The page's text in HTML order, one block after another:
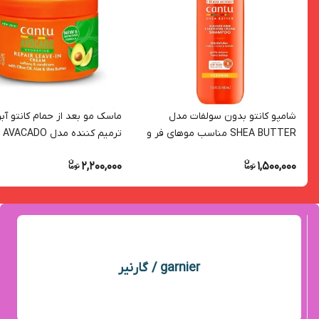
شامپو کانتو بدون سولفات مدل
SHEA BUTTER مناسب موهای فر و
1,500,000
ماسک مو بعد از حمام کانتو
ترمیم کننده مدل AVACADO
2,200,000
garnier / گارنیر